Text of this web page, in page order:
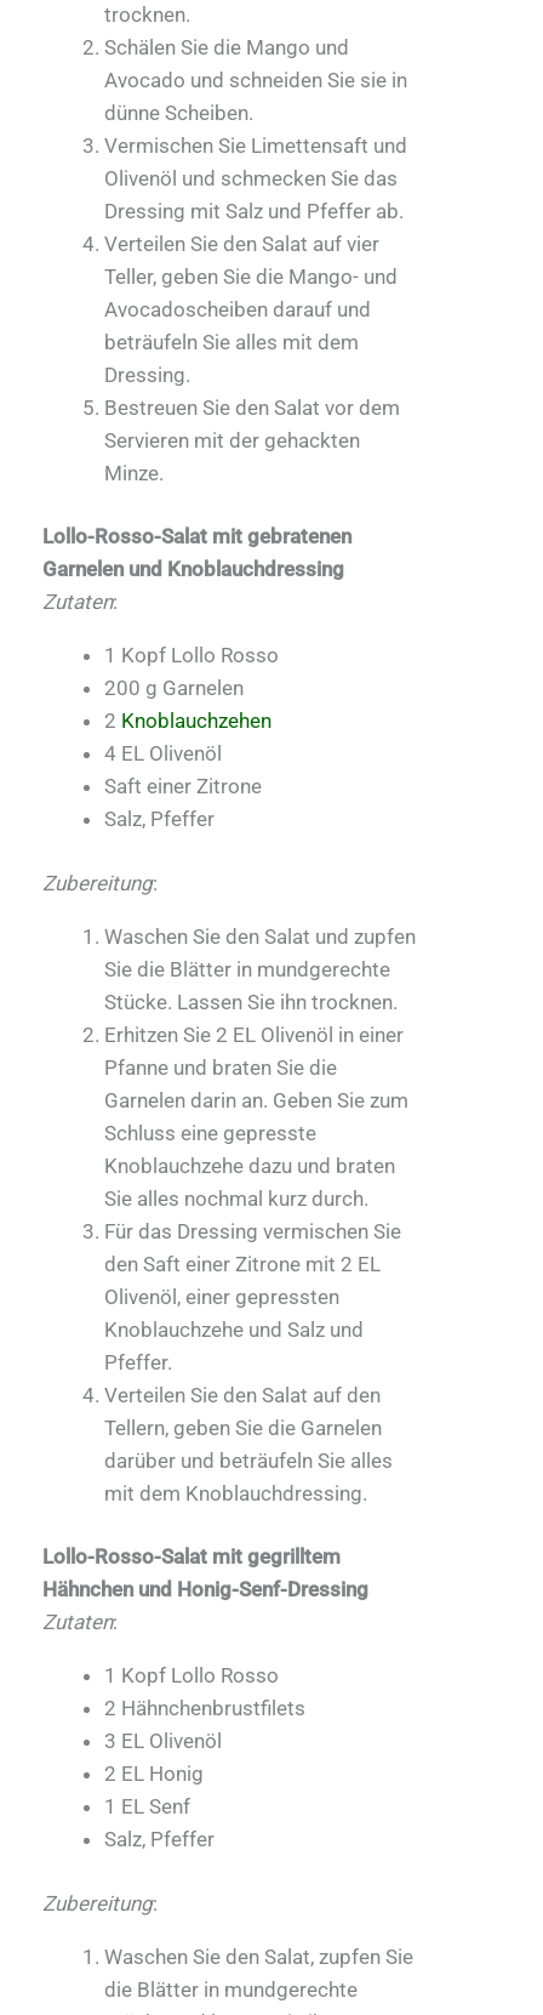
trocknen.
Schälen Sie die Mango und
Avocado und schneiden Sie sie in
dünne Scheiben.
Vermischen Sie Limettensaft und
Olivenöl und schmecken Sie das
Dressing mit Salz und Pfeffer ab.
Verteilen Sie den Salat auf vier
Teller, geben Sie die Mango- und
Avocadoscheiben darauf und
beträufeln Sie alles mit dem
Dressing.
Bestreuen Sie den Salat vor dem
Servieren mit der gehackten
Minze.
Lollo-Rosso-Salat mit gebratenen
Garnelen und Knoblauchdressing
Zutaten:
1 Kopf Lollo Rosso
200 g Garnelen
2 Knoblauchzehen
4 EL Olivenöl
Saft einer Zitrone
Salz, Pfeffer
Zubereitung:
Waschen Sie den Salat und zupfen
Sie die Blätter in mundgerechte
Stücke. Lassen Sie ihn trocknen.
Erhitzen Sie 2 EL Olivenöl in einer
Pfanne und braten Sie die
Garnelen darin an. Geben Sie zum
Schluss eine gepresste
Knoblauchzehe dazu und braten
Sie alles nochmal kurz durch.
Für das Dressing vermischen Sie
den Saft einer Zitrone mit 2 EL
Olivenöl, einer gepressten
Knoblauchzehe und Salz und
Pfeffer.
Verteilen Sie den Salat auf den
Tellern, geben Sie die Garnelen
darüber und beträufeln Sie alles
mit dem Knoblauchdressing.
Lollo-Rosso-Salat mit gegrilltem
Hähnchen und Honig-Senf-Dressing
Zutaten:
1 Kopf Lollo Rosso
2 Hähnchenbrustfilets
3 EL Olivenöl
2 EL Honig
1 EL Senf
Salz, Pfeffer
Zubereitung:
Waschen Sie den Salat, zupfen Sie
die Blätter in mundgerechte